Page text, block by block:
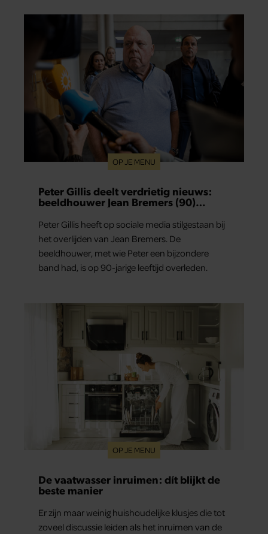
OP JE MENU
Peter Gillis deelt verdrietig nieuws:
beeldhouwer Jean Bremers (90)
Peter Gillis heeft op sociale media stilgestaan bij
het overlijden van Jean Bremers. De
beeldhouwer, met wie Peter een bijzondere
band had, is op 90-jarige leeftijd overleden.
OP JE MENU
De vaatwasser inruimen: dít blijkt de
beste manier
Er zijn maar weinig huishoudelijke klusjes die tot
zoveel discussie leiden als het inruimen van de